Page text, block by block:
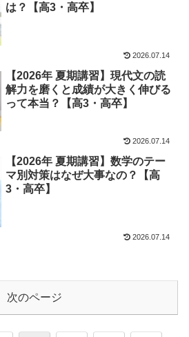
は？【高3・高卒】
2026.07.14
【2026年 夏期講習】現代文の読
解力を磨くと成績が大きく伸びる
って本当？【高3・高卒】
2026.07.14
【2026年 夏期講習】数学のテー
マ別対策はなぜ大事なの？【高
3・高卒】
2026.07.14
次のページ